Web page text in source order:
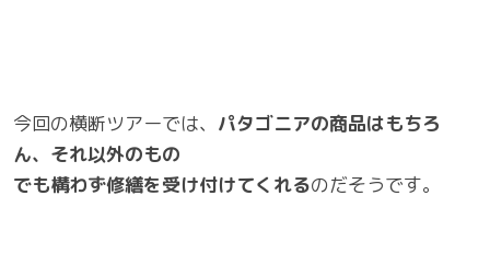
今回の横断ツアーでは、 パタゴニアの商品はもちろ
ん、それ以外のもの
でも構わず修繕を受け付けてくれるのだそうです。